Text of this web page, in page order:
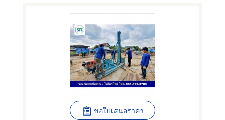
ขอใบเสนอราคา